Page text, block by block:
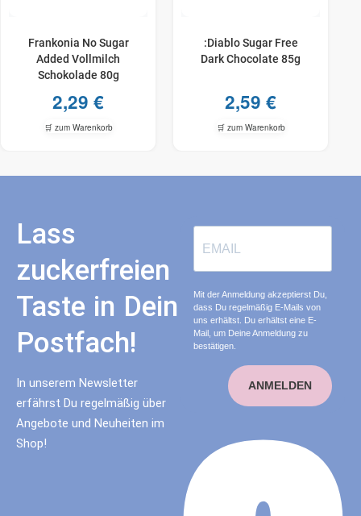
Frankonia No Sugar
Added Vollmilch
Schokolade 80g
2,29 €
🛒 zum Warenkorb
:Diablo Sugar Free
Dark Chocolate 85g
2,59 €
🛒 zum Warenkorb
Lass
zuckerfreien
Taste in Dein
Postfach!
In unserem Newsletter
erfährst Du regelmäßig über
Angebote und Neuheiten im
Shop!
Mit der Anmeldung akzeptierst Du,
dass Du regelmäßig E-Mails von
uns erhältst. Du erhältst eine E-
Mail, um Deine Anmeldung zu
bestätigen.
ANMELDEN